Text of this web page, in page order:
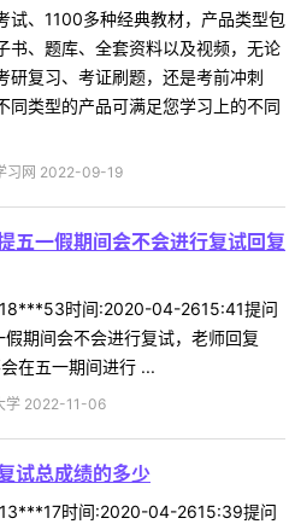
试、1100多种经典教材，产品类型包
书、题库、全套资料以及视频，无论
研复习、考证刷题，还是考前冲刺
同类型的产品可满足您学习上的不同
习网 2022-09-19
五一假期间会不会进行复试回复
时间:2020-04-2615:41提问
期间会不会进行复试，老师回复
在五一期间进行 ...
学 2022-11-06
试总成绩的多少
时间:2020-04-2615:39提问